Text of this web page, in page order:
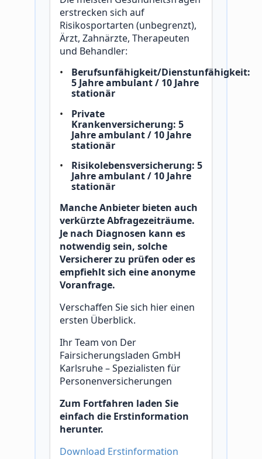
erstrecken sich auf
Risikosportarten (unbegrenzt),
Ärzt, Zahnärzte, Therapeuten
und Behandler:
Berufsunfähigkeit/Dienstunfähigkeit:
5 Jahre ambulant / 10 Jahre
stationär
Private
Krankenversicherung: 5
Jahre ambulant / 10 Jahre
stationär
Risikolebensversicherung: 5
Jahre ambulant / 10 Jahre
stationär
Manche Anbieter bieten auch
verkürzte Abfragezeiträume.
Je nach Diagnosen kann es
notwendig sein, solche
Versicherer zu prüfen oder es
empfiehlt sich eine anonyme
Voranfrage.
Verschaffen Sie sich hier einen
ersten Überblick.
Ihr Team von Der
Fairsicherungsladen GmbH
Karlsruhe – Spezialisten für
Personenversicherungen
Zum Fortfahren laden Sie
einfach die Erstinformation
herunter.
Download Erstinformation